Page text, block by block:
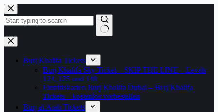
Zum
Inhalt
springen
Keine
Ergebnisse
Burj Khalifa Tickets
Burj Khalifa Sky Ticket – SKIP THE LINE – Levels
124, 125 und 148
Eintrittskarten Burj Khalifa Dubai – Burj Khalifa
Tickets – kostenlos vorbestellen
Burj al Arab Tickets